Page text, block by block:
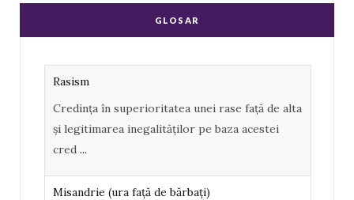
b
o
l
e
GLOSAR
Rasism
Credința în superioritatea unei rase față de alta
și legitimarea inegalităților pe baza acestei
cred ...
Misandrie (ura faţă de bărbaţi)